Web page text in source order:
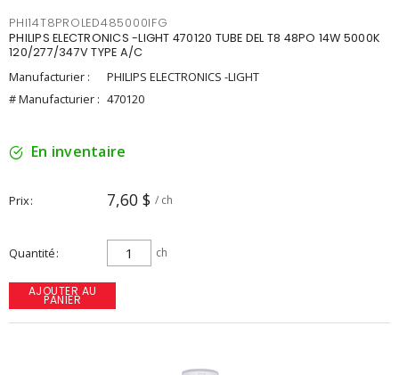
PHI14T8PROLED485000IFG
PHILIPS ELECTRONICS -LIGHT 470120 TUBE DEL T8 48PO 14W 5000K
120/277/347V TYPE A/C
Manufacturier :
PHILIPS ELECTRONICS -LIGHT
# Manufacturier : 470120
En inventaire
Prix 7,60 $ / ch
Quantité ch
AJOUTER AU
PANIER